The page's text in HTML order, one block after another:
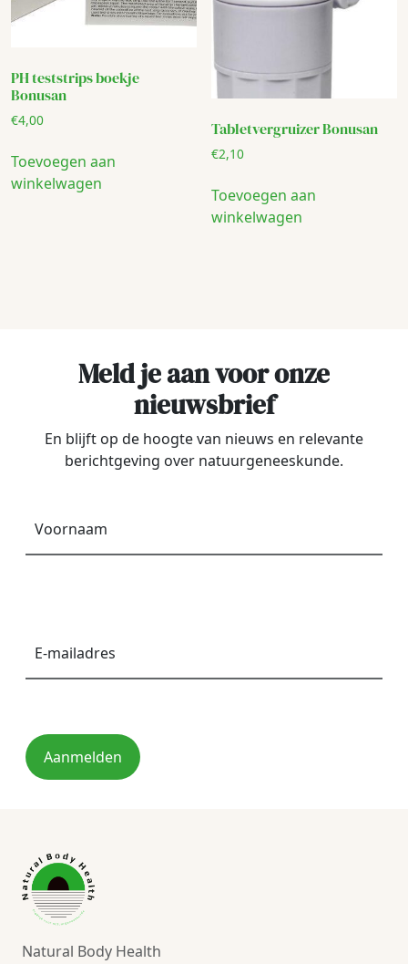
PH teststrips boekje
Bonusan
€4,00
Toevoegen aan
winkelwagen
Tabletvergruizer Bonusan
€2,10
Toevoegen aan
winkelwagen
Meld je aan voor onze
nieuwsbrief
En blijft op de hoogte van nieuws en relevante
berichtgeving over natuurgeneeskunde.
Aanmelden
Natural Body Health